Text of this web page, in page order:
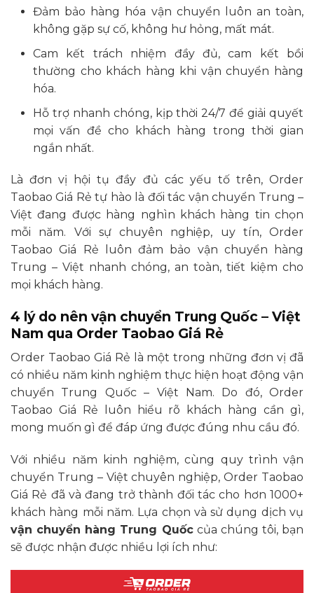
Đảm bảo hàng hóa vận chuyển luôn an toàn,
không gặp sự cố, không hư hỏng, mất mát.
Cam kết trách nhiệm đầy đủ, cam kết bồi
thường cho khách hàng khi vận chuyển hàng
hóa.
Hỗ trợ nhanh chóng, kịp thời 24/7 để giải quyết
mọi vấn đề cho khách hàng trong thời gian
ngắn nhất.
Là đơn vị hội tụ đầy đủ các yếu tố trên, Order
Taobao Giá Rẻ tự hào là đối tác vận chuyển Trung –
Việt đang được hàng nghìn khách hàng tin chọn
mỗi năm. Với sự chuyên nghiệp, uy tín, Order
Taobao Giá Rẻ luôn đảm bảo vận chuyển hàng
Trung – Việt nhanh chóng, an toàn, tiết kiệm cho
mọi khách hàng.
4 lý do nên vận chuyển Trung Quốc – Việt
Nam qua Order Taobao Giá Rẻ
Order Taobao Giá Rẻ là một trong những đơn vị đã
có nhiều năm kinh nghiệm thực hiện hoạt động vận
chuyển Trung Quốc – Việt Nam. Do đó, Order
Taobao Giá Rẻ luôn hiểu rõ khách hàng cần gì,
mong muốn gì để đáp ứng được đúng nhu cầu đó.
Với nhiều năm kinh nghiệm, cùng quy trình vận
chuyển Trung – Việt chuyên nghiệp, Order Taobao
Giá Rẻ đã và đang trở thành đối tác cho hơn 1000+
khách hàng mỗi năm. Lựa chọn và sử dụng dịch vụ
vận chuyển hàng Trung Quốccủa chúng tôi, bạn
sẽ được nhận được nhiều lợi ích như: